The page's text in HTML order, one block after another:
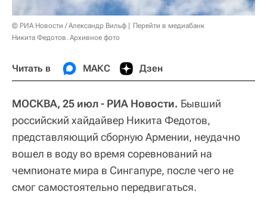
© РИА Новости / Александр Вильф
Перейти в медиабанк
Никита Федотов. Архивное фото
Читать в МАКС Дзен
МОСКВА, 25 июл - РИА Новости. Бывший
российский хайдайвер Никита Федотов,
представляющий сборную Армении, неудачно
вошел в воду во время соревнований на
чемпионате мира в Сингапуре, после чего не
смог самостоятельно передвигаться.